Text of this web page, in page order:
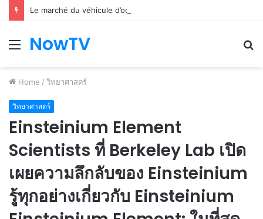
Le marché du véhicule d’occasion en plein essor
Menu
NowTV
Home / วิทยาศาสตร์
วิทยาศาสตร์
Einsteinium Element
Scientists ที่ Berkeley Lab เปิด
เผยความลึกลับของ Einsteinium
รู้ทุกอย่างเกี่ยวกับ Einsteinium